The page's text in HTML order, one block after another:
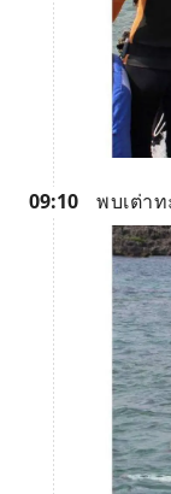
09:10 พบเต่าท